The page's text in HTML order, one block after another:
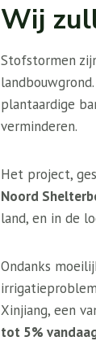
Wij
Stofstormen
plantaardige
verminderen.
Het project,
Noord
land, en in de
Ondanks
Xinjiang, een
tot 5%